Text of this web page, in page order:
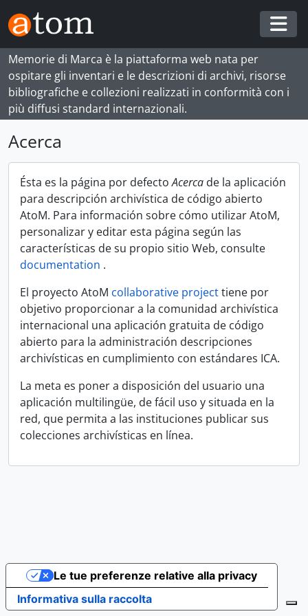
Skip to main content
Memorie di Marca è la piattaforma web nata per
ospitare gli inventari e le descrizioni di archivi, risorse
bibliografiche e collezioni realizzati in conformità con i
più diffusi standard internazionali.
Acerca
Ésta es la página por defectoAcerca de la aplicación
para descripción archivística de código abierto
AtoM. Para información sobre cómo utilizar AtoM,
personalizar y editar esta página según las
características de su propio sitio Web, consulte
documentation .
El proyecto AtoM collaborative projecttiene por
objetivo proporcionar a la comunidad archivística
internacional una aplicación gratuita de código
abierto para la administración descripciones
archivísticas en cumplimiento con estándares ICA.
La meta es poner a disposición del usuario una
aplicación multilingüe, de fácil uso y situada en la
red, que permita a las instituciones publicar sus
colecciones archivísticas en línea.
Informativa sulla raccolta
Le tue preferenze relative alla privacy